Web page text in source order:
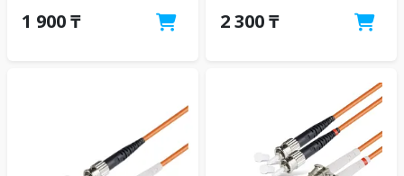
1 900 ₸ 2 300 ₸